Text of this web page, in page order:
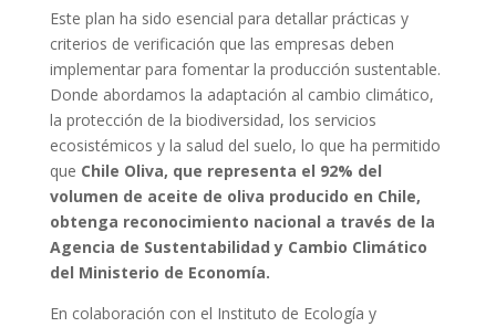
Este plan ha sido esencial para detallar prácticas y
criterios de verificación que las empresas deben
implementar para fomentar la producción sustentable.
Donde abordamos la adaptación al cambio climático,
la protección de la biodiversidad, los servicios
ecosistémicos y la salud del suelo, lo que ha permitido
que Chile Oliva, que representa el 92% del
volumen de aceite de oliva producido en Chile,
obtenga reconocimiento nacional a través de la
Agencia de Sustentabilidad y Cambio Climático
del Ministerio de Economía.
En colaboración con el Instituto de Ecología y